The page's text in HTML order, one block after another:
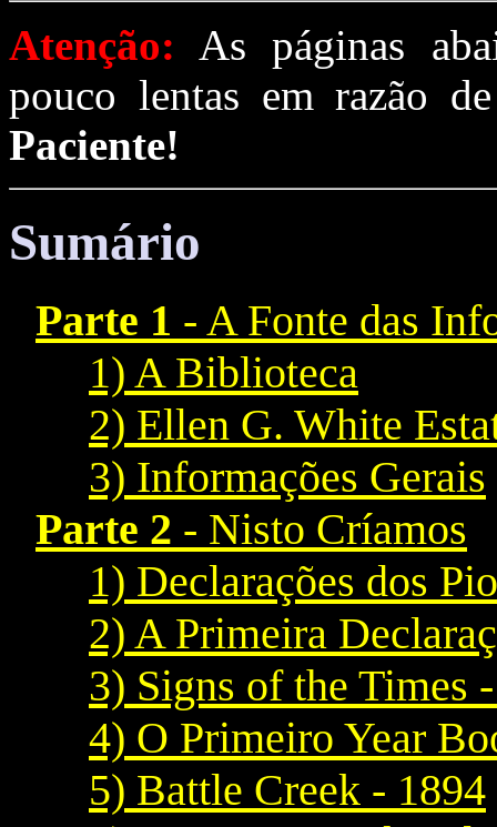
Atenção: As páginas
pouco lentas em razão
Paciente!
Sumário
Parte 1 - A Fonte das
1) A Biblioteca
2) Ellen G. White
3) Informações Gerais
Parte 2 - Nisto Críamos
1) Declarações dos
2) A Primeira
3) Signs of the Times
4) O Primeiro Year
5) Battle Creek - 1894